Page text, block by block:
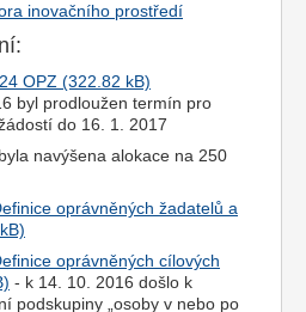
inovačního prostředí
OPZ
byl prodloužen termín pro
do 16. 1. 2017
navýšena alokace na 250
oprávněných žadatelů a
oprávněných cílových
- k 14. 10. 2016 došlo k
podskupiny „osoby v nebo po